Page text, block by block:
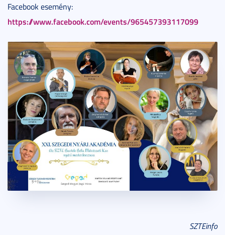
Facebook esemény:
https://www.facebook.com/events/965457393117099
SZTEinfo